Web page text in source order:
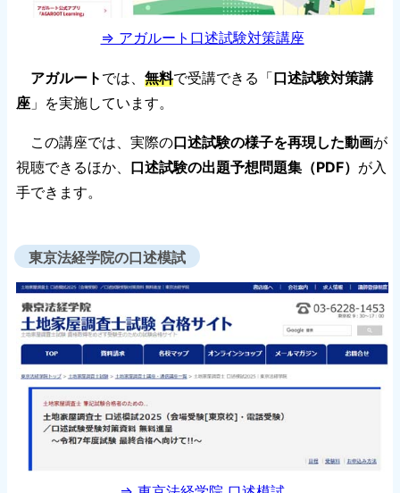
⇒ アガルート口述試験対策講座
アガルート では、 無料で受講できる「口述試験対策講
座 」を実施しています。
この講座では、実際の口述試験の様子を再現した動画が
視聴できるほか、 口述試験の出題予想問題集（PDF） が入
手できます。
東京法経学院の口述模試